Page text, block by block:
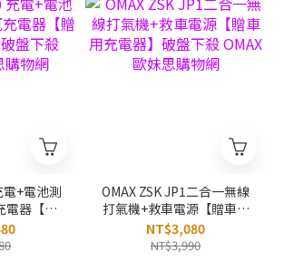
+電池測
電器【贈
盤下殺
物網
OMAX ZSK JP1二合一無線
打氣機+救車電源【贈車用
充電器】破盤下殺 OMAX歐
妹思購物網
NT$3,080
NT$3,990